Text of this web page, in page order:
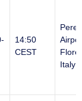
14:50
CEST
Italy